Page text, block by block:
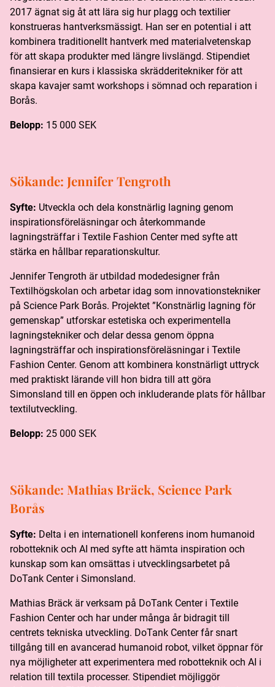
2017 ägnat sig åt att lära sig hur plagg och textilier
konstrueras hantverksmässigt. Han ser en potential i att
kombinera traditionellt hantverk med materialvetenskap
för att skapa produkter med längre livslängd. Stipendiet
finansierar en kurs i klassiska skrädderitekniker för att
skapa kavajer samt workshops i sömnad och reparation i
Borås.
Belopp: 15 000 SEK
Sökande: Jennifer Tengroth
Syfte: Utveckla och dela konstnärlig lagning genom
inspirationsföreläsningar och återkommande
lagningsträffar i Textile Fashion Center med syfte att
stärka en hållbar reparationskultur.
Jennifer Tengroth är utbildad modedesigner från
Textilhögskolan och arbetar idag som innovationstekniker
på Science Park Borås. Projektet ”Konstnärlig lagning för
gemenskap” utforskar estetiska och experimentella
lagningstekniker och delar dessa genom öppna
lagningsträffar och inspirationsföreläsningar i Textile
Fashion Center. Genom att kombinera konstnärligt uttryck
med praktiskt lärande vill hon bidra till att göra
Simonsland till en öppen och inkluderande plats för hållbar
textilutveckling.
Belopp: 25 000 SEK
Sökande: Mathias Bräck, Science Park
Borås
Syfte: Delta i en internationell konferens inom humanoid
robotteknik och AI med syfte att hämta inspiration och
kunskap som kan omsättas i utvecklingsarbetet på
DoTank Center i Simonsland.
Mathias Bräck är verksam på DoTank Center i Textile
Fashion Center och har under många år bidragit till
centrets tekniska utveckling. DoTank Center får snart
tillgång till en avancerad humanoid robot, vilket öppnar för
nya möjligheter att experimentera med robotteknik och AI i
relation till textila processer. Stipendiet möjliggör